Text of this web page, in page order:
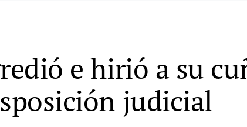
e hirió a su
judicial